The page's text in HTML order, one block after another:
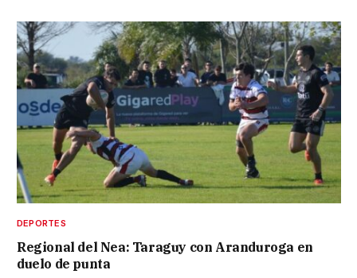
DEPORTES
Regional del Nea: Taraguy con Aranduroga en
duelo de punta